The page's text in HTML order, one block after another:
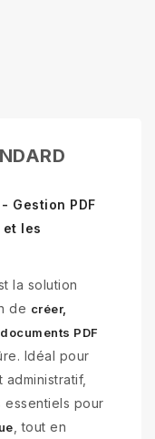
Gestion PDF
les
la solution
de créer,
PDF
Idéal pour
pour
, tout en